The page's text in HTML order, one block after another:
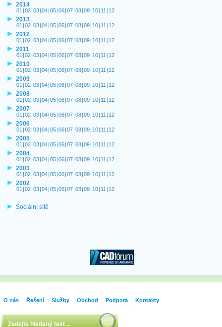
2014
01 |02|03|04|05|06|07|08|09| 10| 11 | 12
2013
01 |02|03|04|05|06|07|08|09| 10| 11 | 12
2012
01 |02|03|04|05|06|07|08|09| 10| 11 | 12
2011
01 |02|03|04|05|06|07|08|09| 10| 11 | 12
2010
01 |02|03|04|05|06|07|08|09| 10| 11 | 12
2009
01 |02|03|04|05|06|07|08|09| 10| 11 | 12
2008
01 |02|03|04|05|06|07|08|09| 10| 11 | 12
2007
01 |02|03|04|05|06|07|08|09| 10| 11 | 12
2006
01 |02|03|04|05|06|07|08|09| 10| 11 | 12
2005
01 |02|03|04|05|06|07|08|09| 10| 11 | 12
2004
01 |02|03|04|05|06|07|08|09| 10| 11 | 12
2003
01 |02|03|04|05|06|07|08|09| 10| 11 | 12
2002
01 |02|03|04|05|06|07|08|09| 10| 11 | 12
Sociální sítě
O nás Řešení Služby Obchod Podpora Kontakty